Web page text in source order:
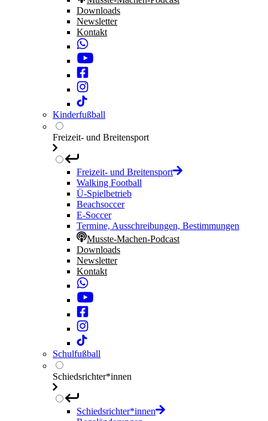
Downloads
Newsletter
Kontakt
Kinderfußball
Freizeit- und Breitensport
Freizeit- und Breitensport
Walking Football
Ü-Spielbetrieb
Beachsoccer
E-Soccer
Termine, Ausschreibungen, Bestimmungen
Musste-Machen-Podcast
Downloads
Newsletter
Kontakt
Schulfußball
Schiedsrichter*innen
Schiedsrichter*innen